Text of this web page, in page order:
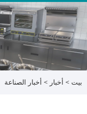
بيت > أخبار > أخبار الصناعة